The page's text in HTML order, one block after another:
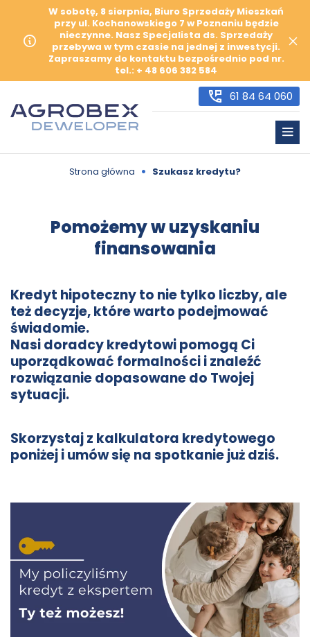
W sobotę, 8 sierpnia, Biuro Sprzedaży Mieszkań
przy ul. Kochanowskiego 7 w Poznaniu będzie
nieczynne. Nasz Specjalista ds. Sprzedaży
przebywa w tym czasie na jednej z inwestycji.
Zapraszamy do kontaktu bezpośrednio pod nr.
tel.: + 48 606 382 584
61 84 64 060
Strona główna • Szukasz kredytu?
Pomożemy w uzyskaniu
finansowania
Kredyt hipoteczny to nie tylko liczby, ale
też decyzje, które warto podejmować
świadomie.
Nasi doradcy kredytowi pomogą Ci
uporządkować formalności i znaleźć
rozwiązanie dopasowane do Twojej
sytuacji.
Skorzystaj z kalkulatora kredytowego
poniżej i umów się na spotkanie już dziś.